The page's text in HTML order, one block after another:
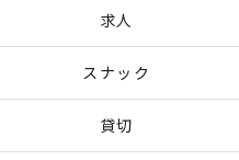
求人
スナック
貸切